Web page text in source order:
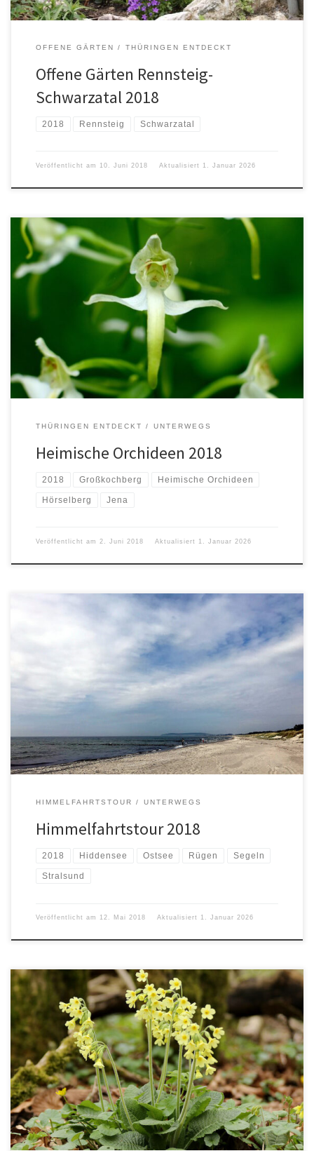
OFFENE GÄRTEN THÜRINGEN ENTDECKT
Offene Gärten Rennsteig-
Schwarzatal 2018
2018 Rennsteig Schwarzatal
Veröffentlicht am 10. Juni 2018 Aktualisiert 1. Januar 2026
Im Jahr 2018 haben wir drei Exkursionen zu den einheimischen
Orchideen geschafft. Am 1. Mai waren wir im Leutratal bei Jena
unterwegs und fanden folgende Orchideen: Helm-Knabenkraut –
Orchis militaris Purpur-Knabenkraut – Orchis purpurea Korallenwurz
– Corallorhiza trifida Dreizähniges Knabenkraut – Neotinea
tridentata Am 26. Mai waren wir bei Großkochberg […]
THÜRINGEN ENTDECKT UNTERWEGS
Heimische Orchideen 2018
2018 Großkochberg Heimische Orchideen
Hörselberg Jena
Veröffentlicht am 2. Juni 2018 Aktualisiert 1. Januar 2026
Logbuch: 05.05.2018 Anreise. Testfahrt unter Segel bis vor
Neuendorf/Hiddensee. 10,6 km bzw. 5,7 sm, 80% unter Segel.
06.05.2018 Törn nach Waase/Ummanz. 45,1 km bzw. 24,3 sm, 10%
unter Segel. 07.05.2018 Törn nach Hiddensee. Fischkauf in Vitte.
Ankern in Badebucht. 32 km bzw. 17,2 sm, 30% unter Segel.
HIMMELFAHRTSTOUR UNTERWEGS
Himmelfahrtstour 2018
2018 Hiddensee Ostsee Rügen Segeln
Stralsund
Veröffentlicht am 12. Mai 2018 Aktualisiert 1. Januar 2026